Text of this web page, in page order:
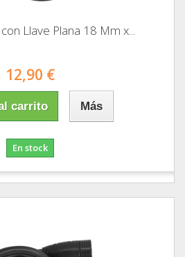
Llave Plana 18 Mm x...
12,90 €
carrito Más
En stock